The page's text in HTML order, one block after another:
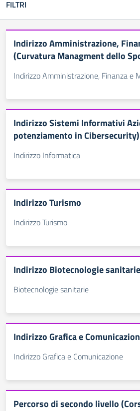
FILTRI
Indirizzo Amministrazione,
(Curvatura Managment dello
Indirizzo Amministrazione, Finanza e
Indirizzo Sistemi Informativi
potenziamento in Cibersecurity)
Indirizzo Informatica
Indirizzo Turismo
Indirizzo Turismo
Indirizzo Biotecnologie sanitarie
Biotecnologie sanitarie
Indirizzo Grafica e
Indirizzo Grafica e Comunicazione
Percorso di secondo livello